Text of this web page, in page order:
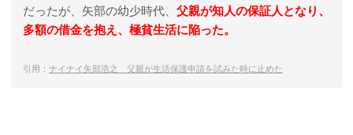
だったが、矢部の幼少時代、 父親が知人の保証人となり、
多額の借金を抱え、極貧生活に陥った。
引用： ナイナイ矢部浩之 父親が生活保護申請を試みた時に止めた